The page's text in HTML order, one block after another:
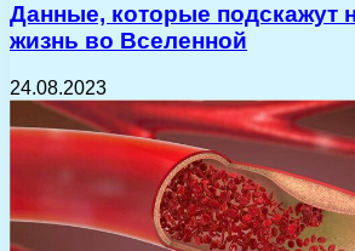
Данные, которые подскажут
жизнь во Вселенной
24.08.2023